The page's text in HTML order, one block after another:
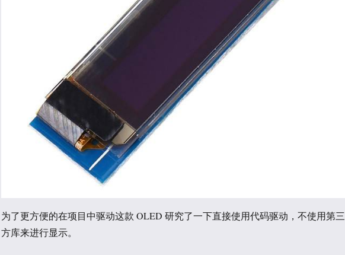
为了更方便的在项目中驱动这款 OLED 研究了一下直接使用代码驱动，不使用第三
方库来进行显示。